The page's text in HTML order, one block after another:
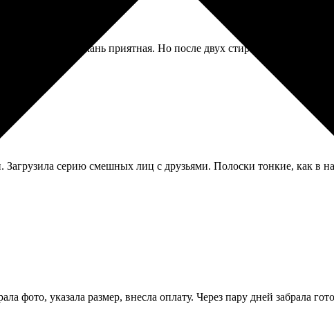
по таблице, ткань приятная. Но после двух стирок рисунок
Загрузила серию смешных лиц с друзьями. Полоски тонкие, как в
фото, указала размер, внесла оплату. Через пару дней забрала